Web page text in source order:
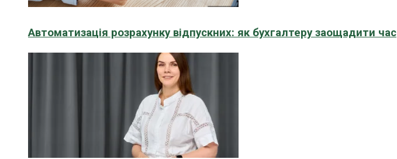
Автоматизація розрахунку відпускних: як бухгалтеру заощадити час